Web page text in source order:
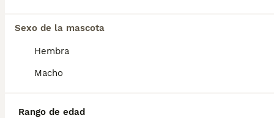
Sexo de la mascota
Hembra
Macho
Rango de edad
¿Cómo son los cachorros de
¿Cuánto come un Terranova